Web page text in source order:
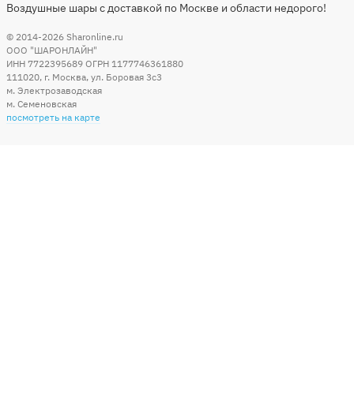
Воздушные шары с доставкой по Москве и области недорого!
© 2014-2026 Sharonline.ru
ООО "ШАРОНЛАЙН"
ИНН 7722395689 ОГРН 1177746361880
111020, г. Москва, ул. Боровая 3c3
м. Электрозаводская
м. Семеновская
посмотреть на карте